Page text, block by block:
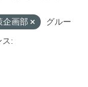
企画部
グルー
ス: